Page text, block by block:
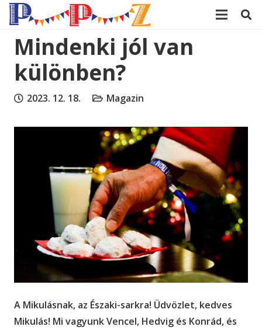
Mindenki jól van
különben?
2023. 12. 18. Magazin
A Mikulásnak, az Északi-sarkra! Üdvözlet, kedves
Mikulás! Mi vagyunk Vencel, Hedvig és Konrád, és
modal-check